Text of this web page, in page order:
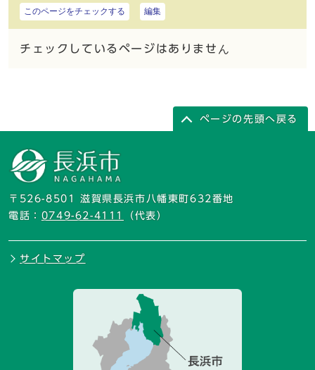
このページをチェックする 編集
チェックしているページはありません
ページの先頭へ戻る
〒526-8501 滋賀県長浜市八幡東町632番地
電話： 0749-62-4111 （代表）
サイトマップ